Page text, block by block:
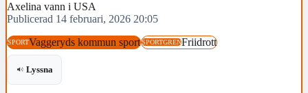
Axelina vann i USA
Publicerad 14 februari, 2026 20:05
SPORTVaggeryds kommun sportSPORTGRENFriidrott
Lyssna